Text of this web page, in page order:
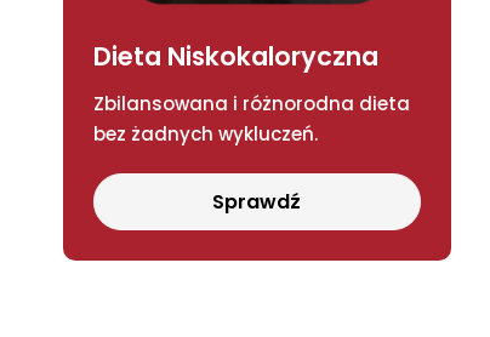
Dieta Niskokaloryczna
Zbilansowana i różnorodna dieta
bez żadnych wykluczeń.
Sprawdź